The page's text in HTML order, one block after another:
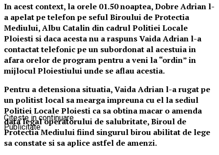
In acest context, la orele 01.50 noaptea, Dobre Adrian l-
a apelat pe telefon pe seful Biroului de Protectia
Mediului, Albu Catalin din cadrul Politiei Locale
Ploiesti si daca acesta nu a raspuns Vaida Adrian l-a
contactat telefonic pe un subordonat al acestuia in
afara orelor de program pentru a veni la “ordin” in
mijlocul Ploiestiului unde se aflau acestia.
Pentru a detensiona situatia, Vaida Adrian l-a rugat pe
un politist local sa meargaimpreuna cu el la sediul
Politiei Locale Ploiesti ca sa obtina macar o amenda
data legal operatorului de salubritate, Biroul de
Protectia Mediului fiind singurul birou abilitat de lege
sa constate si sa aplice astfel de amenzi.
Citeste in continuare
Publicitate